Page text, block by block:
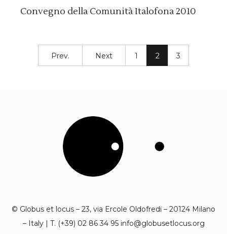
Convegno della Comunità Italofona 2010
Prev. Next 1 2 3
© Globus et locus – 23, via Ercole Oldofredi – 20124 Milano
– Italy | T. (+39) 02 86 34 95 info@globusetlocus.org